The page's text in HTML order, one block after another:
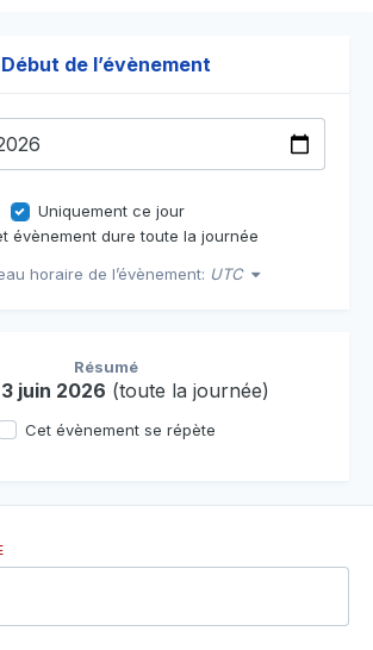
Début de l’évènement
Uniquement ce jour
évènement dure toute la journée
horaire de l’évènement: UTC
Résumé
juin 2026 (toute la journée)
Cet évènement se répète